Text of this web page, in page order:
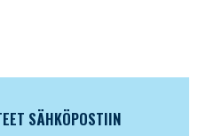
SÄHKÖPOSTIIN